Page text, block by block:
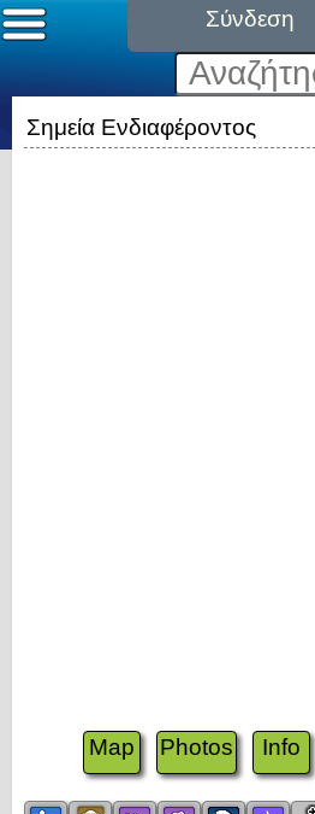
Σύνδεση
Σημεία Ενδιαφέροντος
Map Photos Info